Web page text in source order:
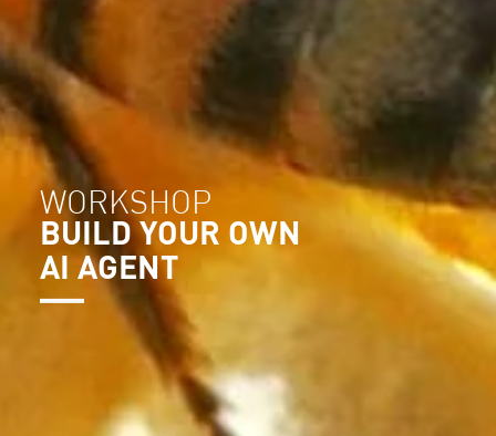
WORKSHOP
BUILD YOUR OWN
AI AGENT